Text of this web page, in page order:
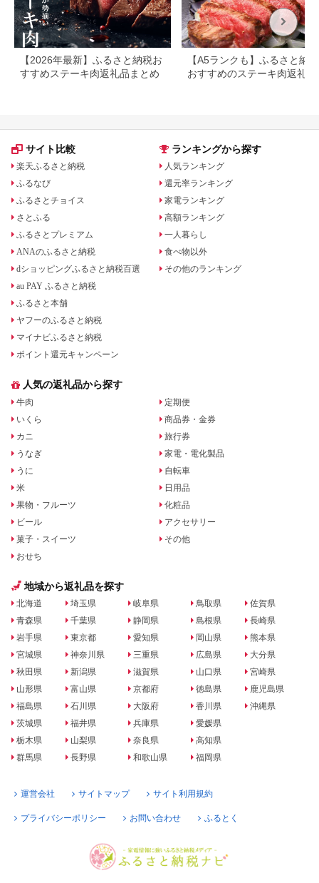
【2026年最新】ふるさと納税お
すすめステーキ肉返礼品まとめ
【A5ランクも】ふるさと納
おすすめのステーキ肉返礼品
サイト比較
楽天ふるさと納税
ふるなび
ふるさとチョイス
さとふる
ふるさとプレミアム
ANAのふるさと納税
dショッピングふるさと納税百選
au PAY ふるさと納税
ふるさと本舗
ヤフーのふるさと納税
マイナビふるさと納税
ポイント還元キャンペーン
ランキングから探す
人気ランキング
還元率ランキング
家電ランキング
高額ランキング
一人暮らし
食べ物以外
その他のランキング
人気の返礼品から探す
牛肉
いくら
カニ
うなぎ
うに
米
果物・フルーツ
ビール
菓子・スイーツ
おせち
定期便
商品券・金券
旅行券
家電・電化製品
自転車
日用品
化粧品
アクセサリー
その他
地域から返礼品を探す
北海道
青森県
岩手県
宮城県
秋田県
山形県
福島県
茨城県
栃木県
群馬県
埼玉県
千葉県
東京都
神奈川県
新潟県
富山県
石川県
福井県
山梨県
長野県
岐阜県
静岡県
愛知県
三重県
滋賀県
京都府
大阪府
兵庫県
奈良県
和歌山県
鳥取県
島根県
岡山県
広島県
山口県
徳島県
香川県
愛媛県
高知県
福岡県
佐賀県
長崎県
熊本県
大分県
宮崎県
鹿児島県
沖縄県
運営会社 サイトマップ サイト利用規約
プライバシーポリシー お問い合わせ ふるとく